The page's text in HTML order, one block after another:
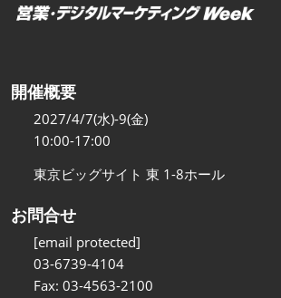
開催概要
2027/4/7(水)-9(金)
10:00-17:00
東京ビッグサイト 東 1-8ホール
お問合せ
[email protected]
03-6739-4104
Fax: 03-4563-2100